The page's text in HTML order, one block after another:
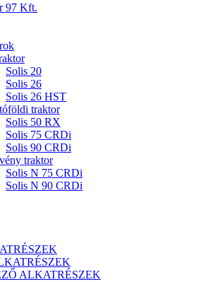
97 Kft.
Solis 20
Solis 26
Solis 26 HST
traktor
Solis 50 RX
Solis 75 CRDi
Solis 90 CRDi
traktor
Solis N 75 CRDi
Solis N 90 CRDi
ALKATRÉSZEK